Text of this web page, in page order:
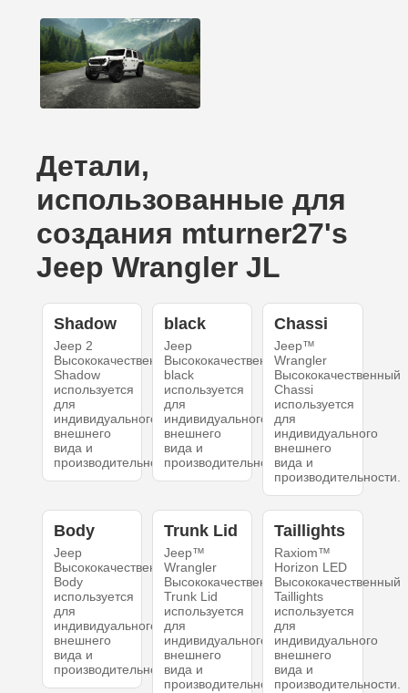
Детали,
использованные для
создания mturner27's
Jeep Wrangler JL
Shadow
Jeep 2
Высококачественный
Shadow
используется
для
индивидуального
внешнего
вида и
производительности.
black
Jeep
Высококачественный
black
используется
для
индивидуального
внешнего
вида и
производительности.
Chassi
Jeep™
Wrangler
Высококачественный
Chassi
используется
для
индивидуального
внешнего
вида и
производительности.
Body
Jeep
Высококачественный
Body
используется
для
индивидуального
внешнего
вида и
производительности.
Trunk Lid
Jeep™
Wrangler
Высококачественный
Trunk Lid
используется
для
индивидуального
внешнего
вида и
производительности.
Taillights
Raxiom™
Horizon LED
Высококачественный
Taillights
используется
для
индивидуального
внешнего
вида и
производительности.